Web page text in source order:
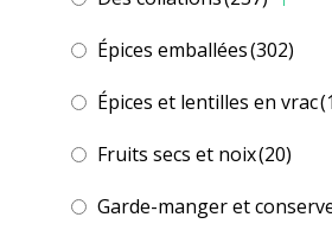
Épices emballées(302)
Épices et lentilles en vrac
Fruits secs et noix(20)
Garde-manger et